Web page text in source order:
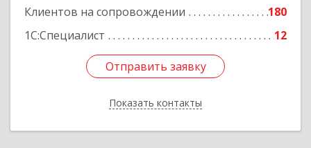
Клиентов на сопровождении
180
1С:Специалист
12
Отправить заявку
Показать контакты
Отправить заявку
Назад